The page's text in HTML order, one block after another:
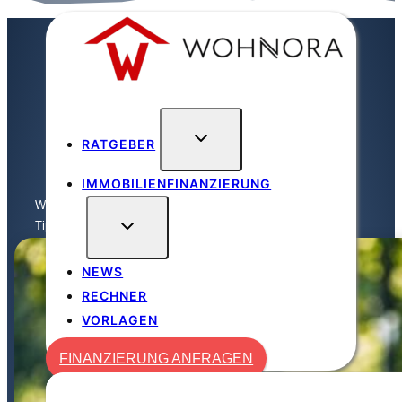
Zum
RATGEBER
IMMOBILIENFINANZIERUNG
NEWS
RECHNER
VORLAGEN
FINANZIERUNG ANFRAGEN
Wohnora
Tipps, um die Wohnungssuche zu ...